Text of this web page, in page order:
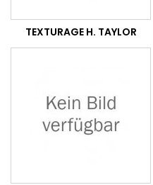
TEXTURAGE H. TAYLOR